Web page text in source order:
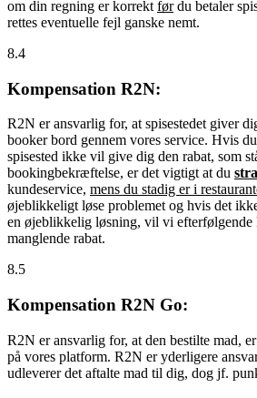
om din regning er korrekt førdu betaler
rettes eventuelle fejl ganske nemt.
8.4
Kompensation R2N:
R2N er ansvarlig for, at spisestedet giver
booker bord gennem vores service. Hvis
spisested ikke vil give dig den rabat, som
bookingbekræftelse, er det vigtigt at du
kundeservice, mens du stadig er i
øjeblikkeligt løse problemet og hvis det
en øjeblikkelig løsning, vil vi efterfølgende
manglende rabat.
8.5
Kompensation R2N Go:
R2N er ansvarlig for, at den bestilte mad,
på vores platform. R2N er yderligere
udleverer det aftalte mad til dig, dog jf.